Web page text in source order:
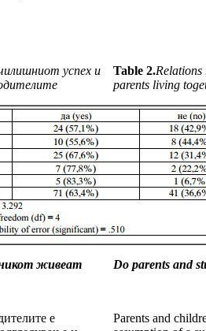
успех и
Table 2.Relations
parents living
живеат
Do parents and
е
Parents and